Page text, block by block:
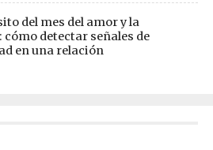
del mes del amor y la
cómo detectar señales de
en una relación